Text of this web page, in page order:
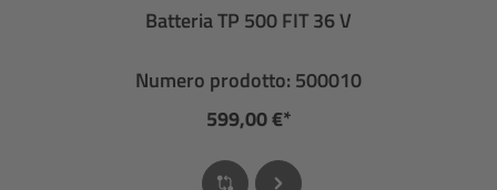
Batteria TP 500 FIT 36 V
Numero prodotto: 500010
599,00 €*